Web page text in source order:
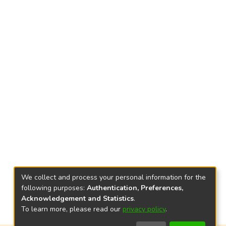
We collect and process your personal information for the
following purposes: Authentication, Preferences,
Acknowledgement and Statistics.
To learn more, please read our privacy policy.